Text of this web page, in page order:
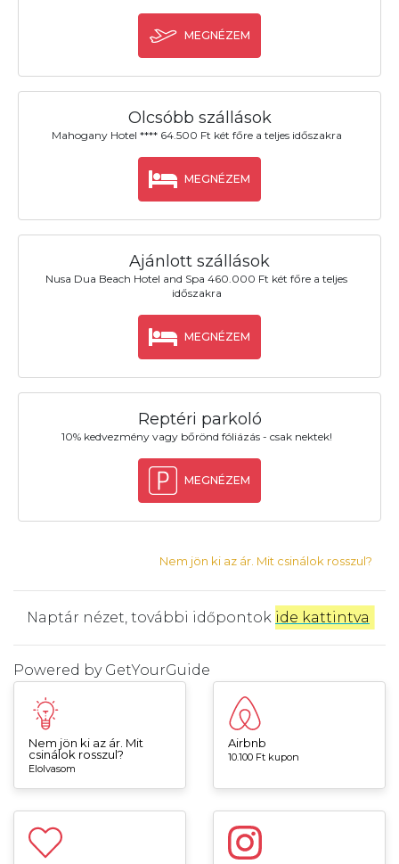
MEGNÉZEM
Olcsóbb szállások
Mahogany Hotel **** 64.500 Ft két főre a teljes időszakra
MEGNÉZEM
Ajánlott szállások
Nusa Dua Beach Hotel and Spa 460.000 Ft két főre a teljes
időszakra
MEGNÉZEM
Reptéri parkoló
10% kedvezmény vagy bőrönd fóliázás - csak nektek!
MEGNÉZEM
Nem jön ki az ár. Mit csinálok rosszul?
Naptár nézet, további időpontok ide kattintva
Powered by GetYourGuide
Nem jön ki az ár. Mit
csinálok rosszul?
Elolvasom
Airbnb
10.100 Ft kupon